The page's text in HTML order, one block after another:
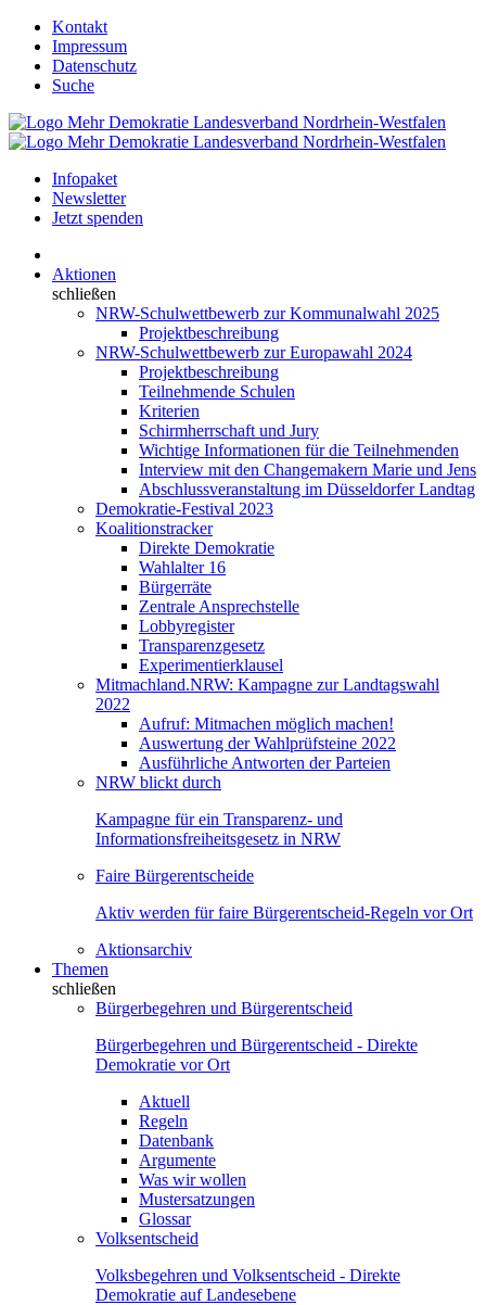
Kontakt
Impressum
Datenschutz
Suche
Infopaket
Newsletter
Jetzt spenden
Aktionen
schließen
NRW-Schulwettbewerb zur Kommunalwahl 2025
Projektbeschreibung
NRW-Schulwettbewerb zur Europawahl 2024
Projektbeschreibung
Teilnehmende Schulen
Kriterien
Schirmherrschaft und Jury
Wichtige Informationen für die Teilnehmenden
Interview mit den Changemakern Marie und Jens
Abschlussveranstaltung im Düsseldorfer Landtag
Demokratie-Festival 2023
Koalitionstracker
Direkte Demokratie
Wahlalter 16
Bürgerräte
Zentrale Ansprechstelle
Lobbyregister
Transparenzgesetz
Experimentierklausel
Mitmachland.NRW: Kampagne zur Landtagswahl
2022
Aufruf: Mitmachen möglich machen!
Auswertung der Wahlprüfsteine 2022
Ausführliche Antworten der Parteien
NRW blickt durch
Kampagne für ein Transparenz- und
Informationsfreiheitsgesetz in NRW
Faire Bürgerentscheide
Aktiv werden für faire Bürgerentscheid-Regeln vor Ort
Aktionsarchiv
Themen
schließen
Bürgerbegehren und Bürgerentscheid
Bürgerbegehren und Bürgerentscheid - Direkte
Demokratie vor Ort
Aktuell
Regeln
Datenbank
Argumente
Was wir wollen
Mustersatzungen
Glossar
Volksentscheid
Volksbegehren und Volksentscheid - Direkte
Demokratie auf Landesebene